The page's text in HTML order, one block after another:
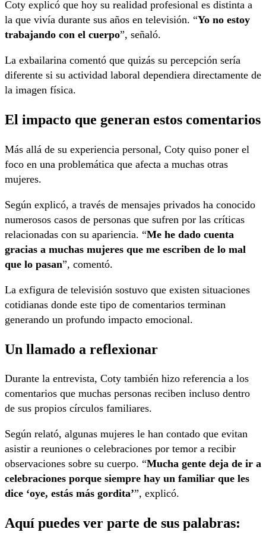
Coty explicó que hoy su realidad profesional es distinta a
la que vivía durante sus años en televisión. “Yo no estoy
trabajando con el cuerpo”, señaló.
La exbailarina comentó que quizás su percepción sería
diferente si su actividad laboral dependiera directamente de
la imagen física.
El impacto que generan estos comentarios
Más allá de su experiencia personal, Coty quiso poner el
foco en una problemática que afecta a muchas otras
mujeres.
Según explicó, a través de mensajes privados ha conocido
numerosos casos de personas que sufren por las críticas
relacionadas con su apariencia. “Me he dado cuenta
gracias a muchas mujeres que me escriben de lo mal
que lo pasan”, comentó.
La exfigura de televisión sostuvo que existen situaciones
cotidianas donde este tipo de comentarios terminan
generando un profundo impacto emocional.
Un llamado a reflexionar
Durante la entrevista, Coty también hizo referencia a los
comentarios que muchas personas reciben incluso dentro
de sus propios círculos familiares.
Según relató, algunas mujeres le han contado que evitan
asistir a reuniones o celebraciones por temor a recibir
observaciones sobre su cuerpo. “Mucha gente deja de ir a
celebraciones porque siempre hay un familiar que les
dice ‘oye, estás más gordita’”, explicó.
Aquí puedes ver parte de sus palabras: